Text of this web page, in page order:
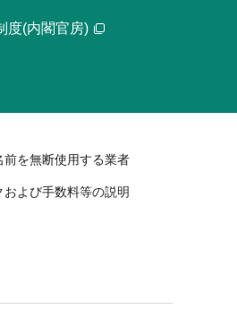
度(内閣官房)
前を無断使用する業者
よび手数料等の説明